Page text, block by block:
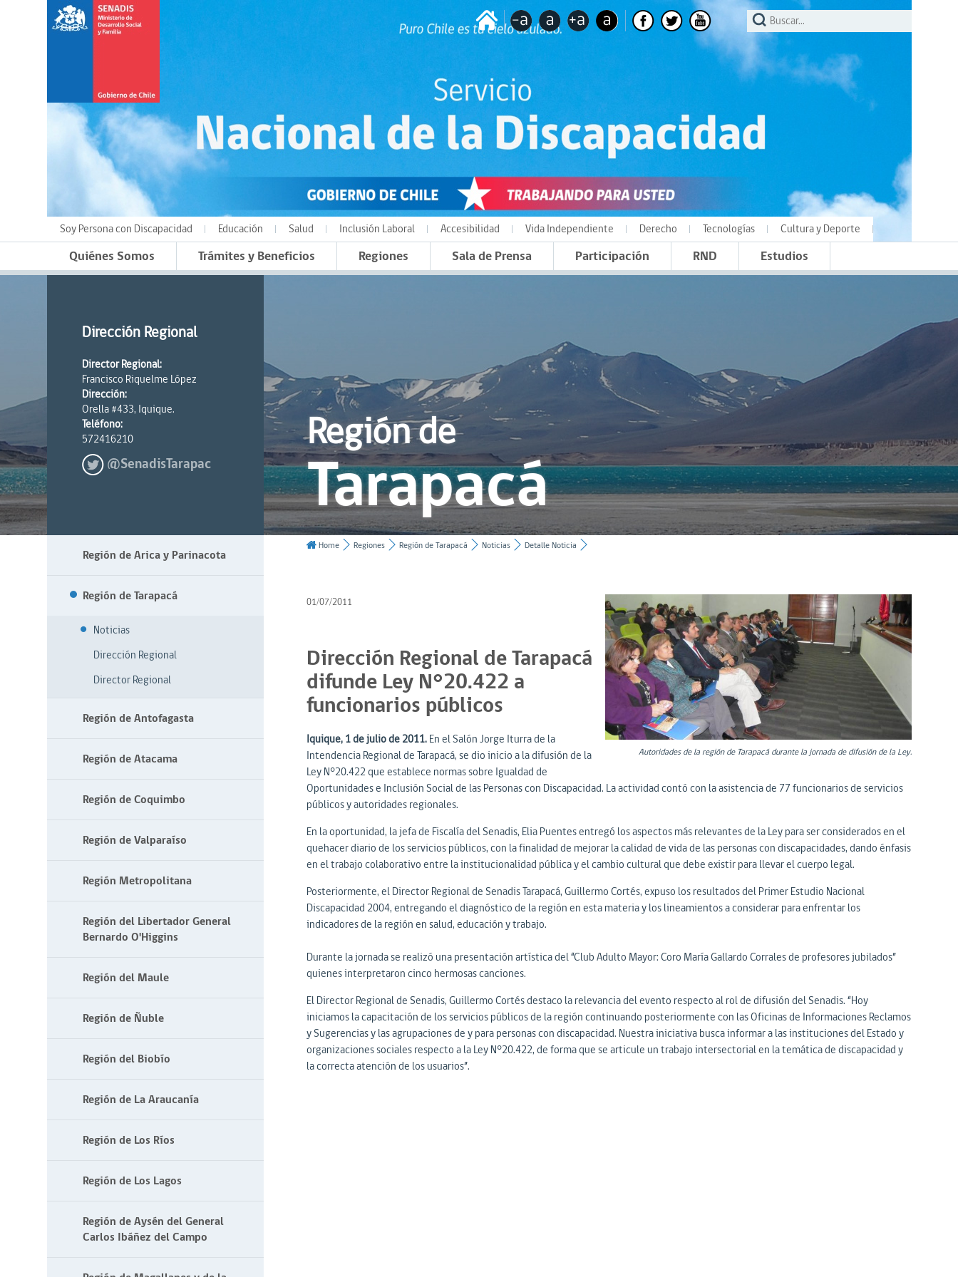
Soy Persona con Discapacidad Educación Salud Inclusión Laboral Accesibilidad Vida Independiente Derecho Tecnologías Cultura y Deporte
Quiénes Somos Trámites y Beneficios Regiones Sala de Prensa Participación RND Estudios
Dirección Regional
Director Regional:
Francisco Riquelme López
Dirección:
Orella #433, Iquique.
Teléfono:
572416210
@SenadisTarapac
Región de
Tarapacá
Región de Arica y Parinacota
Región de Tarapacá
Noticias
Dirección Regional
Director Regional
Región de Antofagasta
Región de Atacama
Región de Coquimbo
Región de Valparaíso
Región Metropolitana
Región del Libertador General
Bernardo O'Higgins
Región del Maule
Región de Ñuble
Región del Biobío
Región de La Araucanía
Región de Los Ríos
Región de Los Lagos
Región de Aysén del General
Carlos Ibáñez del Campo
Home Regiones Región de Tarapacá Noticias Detalle Noticia
Autoridades de la región de Tarapacá durante la jornada de difusión de la Ley.
01/07/2011
Dirección Regional de Tarapacá
difunde Ley N°20.422 a
funcionarios públicos
Iquique, 1 de julio de 2011.En el Salón Jorge Iturra de la
Intendencia Regional de Tarapacá, se dio inicio a la difusión de la
Ley N°20.422 que establece normas sobre Igualdad de
Oportunidades e Inclusión Social de las Personas con Discapacidad. La actividad contó con la asistencia de 77 funcionarios de servicios
públicos y autoridades regionales.
En la oportunidad, la jefa de Fiscalía del Senadis, Elia Puentes entregó los aspectos más relevantes de la Ley para ser considerados en el
quehacer diario de los servicios públicos, con la finalidad de mejorar la calidad de vida de las personas con discapacidades, dando énfasis
en el trabajo colaborativo entre la institucionalidad pública y el cambio cultural que debe existir para llevar el cuerpo legal.
Posteriormente, el Director Regional de Senadis Tarapacá, Guillermo Cortés, expuso los resultados del Primer Estudio Nacional
Discapacidad 2004, entregando el diagnóstico de la región en esta materia y los lineamientos a considerar para enfrentar los
indicadores de la región en salud, educación y trabajo.
Durante la jornada se realizó una presentación artística del “Club Adulto Mayor: Coro María Gallardo Corrales de profesores jubilados”
quienes interpretaron cinco hermosas canciones.
El Director Regional de Senadis, Guillermo Cortés destaco la relevancia del evento respecto al rol de difusión del Senadis. “Hoy
iniciamos la capacitación de los servicios públicos de la región continuando posteriormente con las Oficinas de Informaciones Reclamos
y Sugerencias y las agrupaciones de y para personas con discapacidad. Nuestra iniciativa busca informar a las instituciones del Estado y
organizaciones sociales respecto a la Ley N°20.422, de forma que se articule un trabajo intersectorial en la temática de discapacidad y
la correcta atención de los usuarios”.